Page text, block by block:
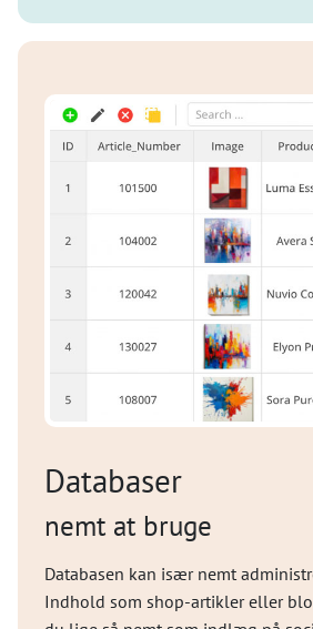
Databaser
nemt at bruge
Databasen kan især nemt
Indhold som shop-artikler eller